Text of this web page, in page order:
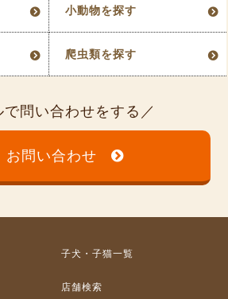
小動物を探す
爬虫類を探す
で問い合わせをする
お問い合わせ
子犬・子猫一覧
店舗検索